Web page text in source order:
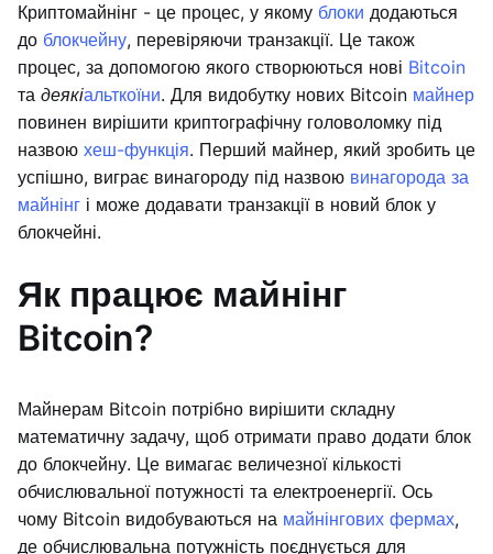
Криптомайнінг - це процес, у якому блоки додаються
до блокчейну, перевіряючи транзакції. Це також
процес, за допомогою якого створюються нові Bitcoin
та деякіальткоїни. Для видобутку нових Bitcoin майнер
повинен вирішити криптографічну головоломку під
назвою хеш-функція. Перший майнер, який зробить це
успішно, виграє винагороду під назвою винагорода за
майнінг і може додавати транзакції в новий блок у
блокчейні.
Як працює майнінг
Bitcoin?
Майнерам Bitcoin потрібно вирішити складну
математичну задачу, щоб отримати право додати блок
до блокчейну. Це вимагає величезної кількості
обчислювальної потужності та електроенергії. Ось
чому Bitcoin видобуваються на майнінгових фермах,
де обчислювальна потужність поєднується для